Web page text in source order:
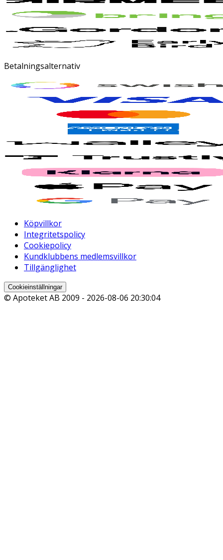
Betalningsalternativ
Köpvillkor
Integritetspolicy
Cookiepolicy
Kundklubbens medlemsvillkor
Tillgänglighet
Cookieinställningar
© Apoteket AB 2009 - 2026-08-06 20:30:04